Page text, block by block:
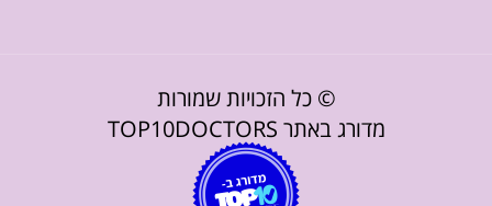
© כל הזכויות שמורות
מדורג באתר TOP10DOCTORS